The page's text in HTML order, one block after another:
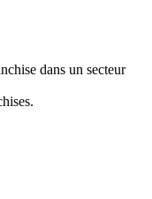
dans un secteur